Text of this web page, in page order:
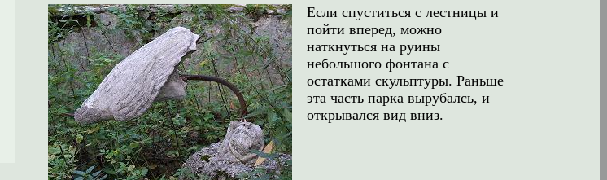
Если спуститься с лестницы и
пойти вперед, можно
наткнуться на руины
небольшого фонтана с
остатками скульптуры. Раньше
эта часть парка вырубалсь, и
открывался вид вниз.